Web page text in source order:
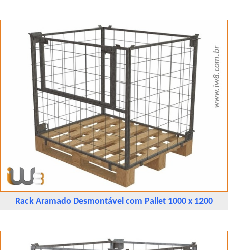
Rack Aramado Desmontável com Pallet 1000 x 1200